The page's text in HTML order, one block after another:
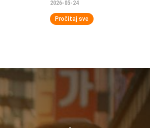
2026-05-24
Pročitaj sve